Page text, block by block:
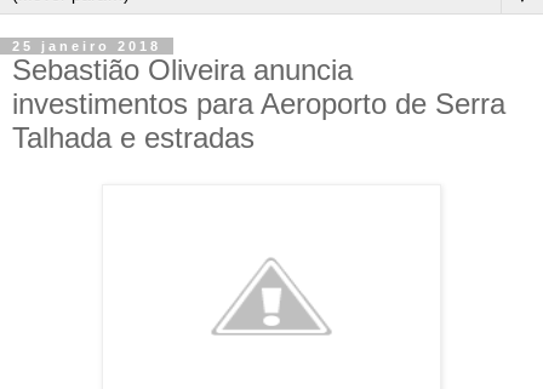
25 janeiro 2018
Sebastião Oliveira anuncia
investimentos para Aeroporto de Serra
Talhada e estradas